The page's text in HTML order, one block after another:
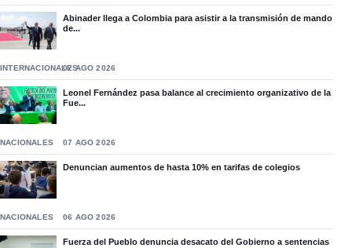
Abinader llega a Colombia para asistir a la transmisión de mando
de...
INTERNACIONALES07 AGO 2026
Leonel Fernández pasa balance al crecimiento organizativo de la
Fue...
NACIONALES 07 AGO 2026
Denuncian aumentos de hasta 10% en tarifas de colegios
NACIONALES 06 AGO 2026
Fuerza del Pueblo denuncia desacato del Gobierno a sentencias